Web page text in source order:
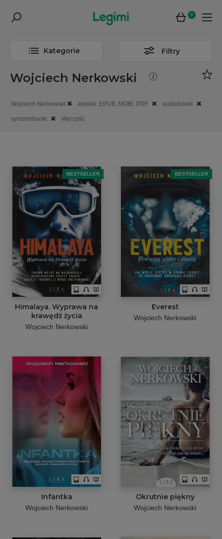
0
Kategorie Filtry
Wojciech Nerkowski
Wojciech Nerkowski ebooki: EPUB, MOBI, PDF audiobooki
synchrobooki Wyczyść
BESTSELLER
Himalaya. Wyprawa na
krawędź życia
Wojciech Nerkowski
BESTSELLER
Everest
Wojciech Nerkowski
Infantka
Wojciech Nerkowski
Okrutnie piękny
Wojciech Nerkowski